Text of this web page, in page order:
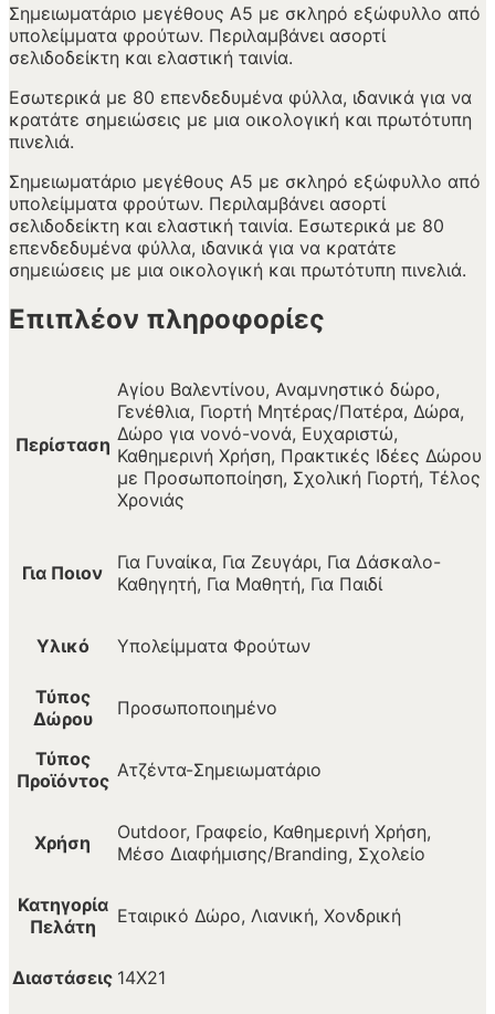
Σημειωματάριο μεγέθους A5 με σκληρό εξώφυλλο από
υπολείμματα φρούτων. Περιλαμβάνει ασορτί
σελιδοδείκτη και ελαστική ταινία.
Εσωτερικά με 80 επενδεδυμένα φύλλα, ιδανικά για να
κρατάτε σημειώσεις με μια οικολογική και πρωτότυπη
πινελιά.
Σημειωματάριο μεγέθους A5 με σκληρό εξώφυλλο από
υπολείμματα φρούτων. Περιλαμβάνει ασορτί
σελιδοδείκτη και ελαστική ταινία. Εσωτερικά με 80
επενδεδυμένα φύλλα, ιδανικά για να κρατάτε
σημειώσεις με μια οικολογική και πρωτότυπη πινελιά.
Επιπλέον πληροφορίες
Περίσταση
Αγίου Βαλεντίνου, Αναμνηστικό δώρο,
Γενέθλια, Γιορτή Μητέρας/Πατέρα, Δώρα,
Δώρο για νονό-νονά, Ευχαριστώ,
Καθημερινή Χρήση, Πρακτικές Ιδέες Δώρου
με Προσωποποίηση, Σχολική Γιορτή, Τέλος
Χρονιάς
Για Ποιον
Για Γυναίκα, Για Ζευγάρι, Για Δάσκαλο-
Καθηγητή, Για Μαθητή, Για Παιδί
Υλικό Υπολείμματα Φρούτων
Τύπος
Δώρου
Προσωποποιημένο
Τύπος
Προϊόντος Ατζέντα-Σημειωματάριο
Χρήση
Outdoor, Γραφείο, Καθημερινή Χρήση,
Μέσο Διαφήμισης/Branding, Σχολείο
Κατηγορία
Πελάτη
Εταιρικό Δώρο, Λιανική, Χονδρική
Διαστάσεις 14Χ21